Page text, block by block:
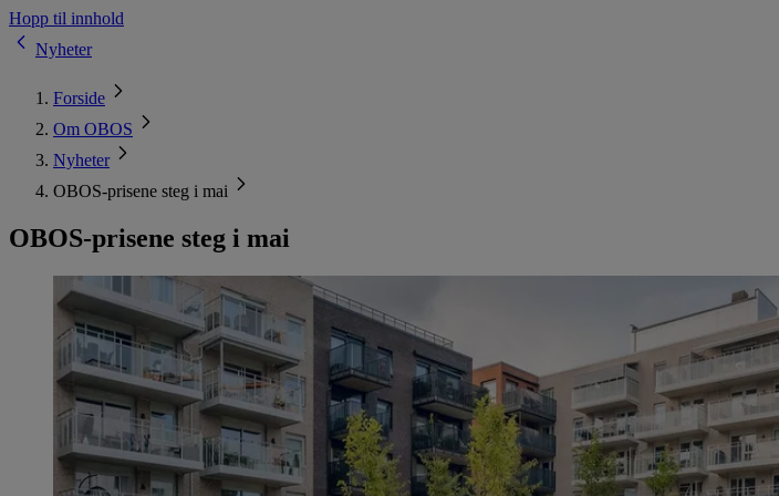
Hopp til innhold
Nyheter
Forside
Om OBOS
Nyheter
OBOS-prisene steg i mai
OBOS-prisene steg i mai